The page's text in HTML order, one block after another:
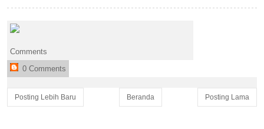
Comments
0 Comments
Posting Lebih Baru Posting Lama
Beranda